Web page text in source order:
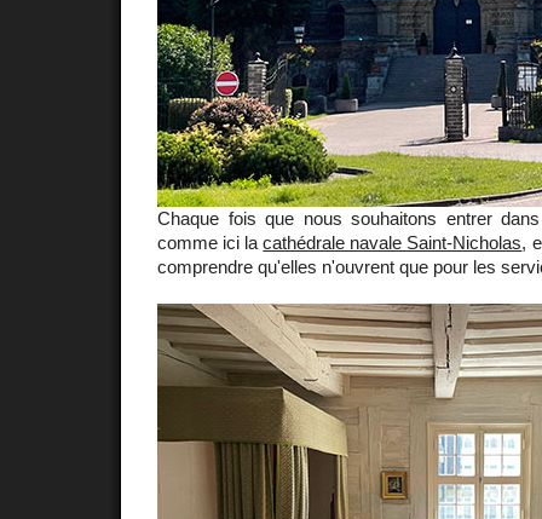
Chaque fois que nous souhaitons entrer
comme ici lacathédrale navale Saint-Nicholas,
comprendre qu'elles n'ouvrent que pour les